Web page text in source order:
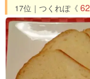
17位｜つくれぽ《 62